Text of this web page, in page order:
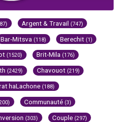
Argent & Travail (747)
Bar-Mitsva (118) Berechit (1)
(1520) Brit-Mila (176)
(2429) Chavouot (219)
haLachone (188)
Communauté (3)
(303) Couple (297)